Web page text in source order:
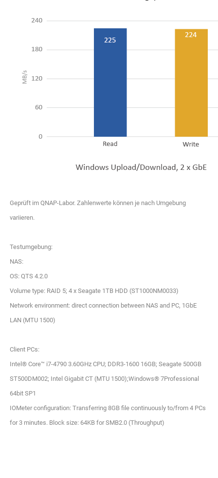
Geprüft im QNAP-Labor. Zahlenwerte können je nach Umgebung
variieren.
Testumgebung:
NAS:
OS: QTS 4.2.0
Volume type: RAID 5; 4 x Seagate 1TB HDD (ST1000NM0033)
Network environment: direct connection between NAS and PC, 1GbE
LAN (MTU 1500)
Client PCs:
Intel® Core™ i7-4790 3.60GHz CPU; DDR3-1600 16GB; Seagate 500GB
ST500DM002; Intel Gigabit CT (MTU 1500);Windows® 7Professional
64bit SP1
IOMeter configuration: Transferring 8GB file continuously to/from 4 PCs
for 3 minutes. Block size: 64KB for SMB2.0 (Throughput)